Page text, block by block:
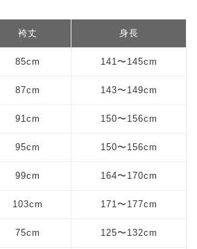
袴丈 身長
85cm 141〜145cm
87cm 143〜149cm
91cm 150〜156cm
95cm 150〜156cm
99cm 164〜170cm
103cm 171〜177cm
75cm 125〜132cm